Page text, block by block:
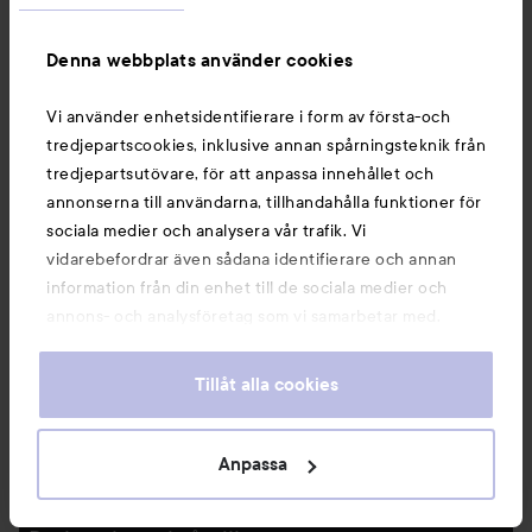
Denna webbplats använder cookies
Vi använder enhetsidentifierare i form av första-och
tredjepartscookies, inklusive annan spårningsteknik från
tredjepartsutövare, för att anpassa innehållet och
annonserna till användarna, tillhandahålla funktioner för
sociala medier och analysera vår trafik. Vi
vidarebefordrar även sådana identifierare och annan
information från din enhet till de sociala medier och
annons- och analysföretag som vi samarbetar med.
information som du har tillhandahållit eller som de har
våra cookies vid fortsatt användande av vår webbplats.
För information om hur du kan ändra inställningarna för
Tillåt alla cookies
Anpassa
KÖP
Nyheter och erbjudanden
Följ oss